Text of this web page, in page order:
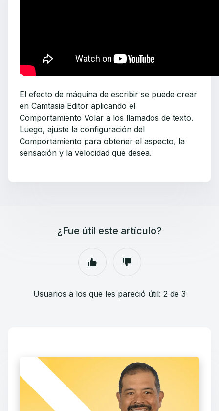
El efecto de máquina de escribir se puede crear
en Camtasia Editor aplicando el
Comportamiento Volar a los llamados de texto.
Luego, ajuste la configuración del
Comportamiento para obtener el aspecto, la
sensación y la velocidad que desea.
¿Fue útil este artículo?
Usuarios a los que les pareció útil: 2 de 3